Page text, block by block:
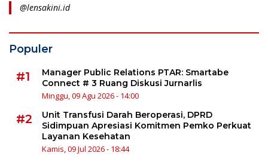
@lensakini.id
Populer
#1
Manager Public Relations PTAR: Smartabe
Connect # 3 Ruang Diskusi Jurnarlis
Minggu, 09 Agu 2026 - 14:00
#2
Unit Transfusi Darah Beroperasi, DPRD
Sidimpuan Apresiasi Komitmen Pemko Perkuat
Layanan Kesehatan
Kamis, 09 Jul 2026 - 18:44